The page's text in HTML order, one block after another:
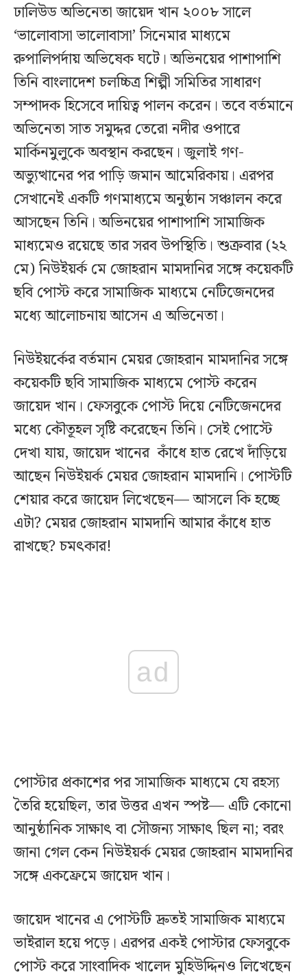
ঢালিউড অভিনেতা জায়েদ খান ২০০৮ সালে
‘ভালোবাসা ভালোবাসা’ সিনেমার মাধ্যমে
রুপালিপর্দায় অভিষেক ঘটে। অভিনয়ের পাশাপাশি
তিনি বাংলাদেশ চলচ্চিত্র শিল্পী সমিতির সাধারণ
সম্পাদক হিসেবে দায়িত্ব পালন করেন। তবে বর্তমানে
অভিনেতা সাত সমুদ্দর তেরো নদীর ওপারে
মার্কিনমুলুকে অবস্থান করছেন। জুলাই গণ-
অভ্যুত্থানের পর পাড়ি জমান আমেরিকায়। এরপর
সেখানেই একটি গণমাধ্যমে অনুষ্ঠান সঞ্চালন করে
আসছেন তিনি। অভিনয়ের পাশাপাশি সামাজিক
মাধ্যমেও রয়েছে তার সরব উপস্থিতি। শুক্রবার (২২
মে) নিউইয়র্ক মে জোহরান মামদানির সঙ্গে কয়েকটি
ছবি পোস্ট করে সামাজিক মাধ্যমে নেটিজেনদের
মধ্যে আলোচনায় আসেন এ অভিনেতা।
নিউইয়র্কের বর্তমান মেয়র জোহরান মামদানির সঙ্গে
কয়েকটি ছবি সামাজিক মাধ্যমে পোস্ট করেন
জায়েদ খান। ফেসবুকে পোস্ট দিয়ে নেটিজেনদের
মধ্যে কৌতূহল সৃষ্টি করেছেন তিনি। সেই পোস্টে
দেখা যায়, জায়েদ খানের কাঁধে হাত রেখে দাঁড়িয়ে
আছেন নিউইয়র্ক মেয়র জোহরান মামদানি। পোস্টটি
শেয়ার করে জায়েদ লিখেছেন— আসলে কি হচ্ছে
এটা? মেয়র জোহরান মামদানি আমার কাঁধে হাত
রাখছে? চমৎকার!
ad
পোস্টার প্রকাশের পর সামাজিক মাধ্যমে যে রহস্য
তৈরি হয়েছিল, তার উত্তর এখন স্পষ্ট— এটি কোনো
আনুষ্ঠানিক সাক্ষাৎ বা সৌজন্য সাক্ষাৎ ছিল না; বরং
জানা গেল কেন নিউইয়র্ক মেয়র জোহরান মামদানির
সঙ্গে একফ্রেমে জায়েদ খান।
জায়েদ খানের এ পোস্টটি দ্রুতই সামাজিক মাধ্যমে
ভাইরাল হয়ে পড়ে। এরপর একই পোস্টার ফেসবুকে
পোস্ট করে সাংবাদিক খালেদ মুহিউদ্দিনও লিখেছেন